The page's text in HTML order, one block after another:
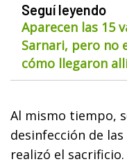
Seguí leyendo
Aparecen las 15
Sarnari, pero no
cómo llegaron
Al mismo tiempo,
desinfección de
realizó el